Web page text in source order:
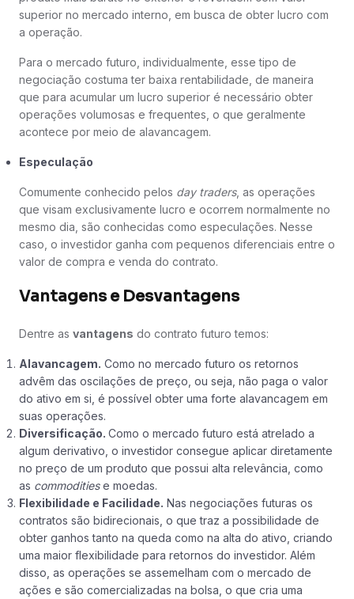
superior no mercado interno, em busca de obter lucro com
a operação.
Para o mercado futuro, individualmente, esse tipo de
negociação costuma ter baixa rentabilidade, de maneira
que para acumular um lucro superior é necessário obter
operações volumosas e frequentes, o que geralmente
acontece por meio de alavancagem.
Especulação
Comumente conhecido pelos day traders, as operações
que visam exclusivamente lucro e ocorrem normalmente no
mesmo dia, são conhecidas como especulações. Nesse
caso, o investidor ganha com pequenos diferenciais entre o
valor de compra e venda do contrato.
Vantagens e Desvantagens
Dentre as vantagens do contrato futuro temos:
Alavancagem. Como no mercado futuro os retornos
advêm das oscilações de preço, ou seja, não paga o valor
do ativo em si, é possível obter uma forte alavancagem em
suas operações.
Diversificação. Como o mercado futuro está atrelado a
algum derivativo, o investidor consegue aplicar diretamente
no preço de um produto que possui alta relevância, como
as commoditiese moedas.
Flexibilidade e Facilidade. Nas negociações futuras os
contratos são bidirecionais, o que traz a possibilidade de
obter ganhos tanto na queda como na alta do ativo, criando
uma maior flexibilidade para retornos do investidor. Além
disso, as operações se assemelham com o mercado de
ações e são comercializadas na bolsa, o que cria uma